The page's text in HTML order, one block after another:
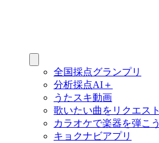
全国採点グランプリ
分析採点AI＋
うたスキ動画
歌いたい曲をリクエスト
カラオケで楽器を弾こう
キョクナビアプリ